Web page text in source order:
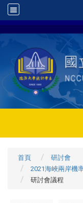
首頁
研討會
2021海峽兩岸機
研討會議程